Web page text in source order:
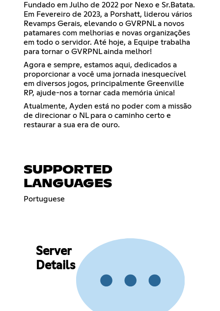
Fundado em Julho de 2022 por Nexo e Sr.Batata.
Em Fevereiro de 2023, a Porshatt, liderou vários
Revamps Gerais, elevando o GVRPNL a novos
patamares com melhorias e novas organizações
em todo o servidor. Até hoje, a Equipe trabalha
para tornar o GVRPNL ainda melhor!
Agora e sempre, estamos aqui, dedicados a
proporcionar a você uma jornada inesquecível
em diversos jogos, principalmente Greenville
RP, ajude-nos a tornar cada memória única!
Atualmente, Ayden está no poder com a missão
de direcionar o NL para o caminho certo e
restaurar a sua era de ouro.
SUPPORTED
LANGUAGES
Portuguese
Server
Details